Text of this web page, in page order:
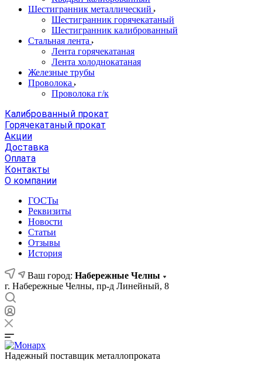
Шестигранник металлический
Шестигранник горячекатаный
Шестигранник калиброванный
Стальная лента
Лента горячекатаная
Лента холоднокатаная
Железные трубы
Проволока
Проволока г/к
Калиброванный прокат
Горячекатаный прокат
Акции
Доставка
Оплата
Контакты
О компании
ГОСТы
Реквизиты
Новости
Статьи
Отзывы
История
Ваш город: Набережные Челны
г. Набережные Челны, пр-д Линейный, 8
Надежный поставщик металлопроката